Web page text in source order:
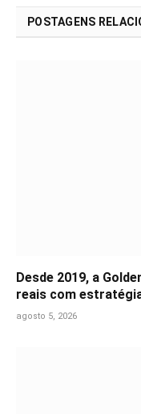
POSTAGENS
Desde 2019, a
reais com
agosto 5, 2026